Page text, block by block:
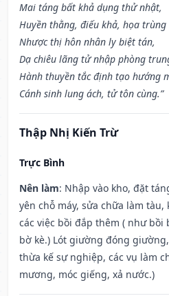
Mai táng bất khả dụng thử nhật,
Huyền thằng, điếu khả, họa trùng
Nhược thị hôn nhân ly biệt tán,
Dạ chiêu lãng tử nhập phòng
Hành thuyền tắc định tạo hướng
Cánh sinh lung ách, tử tôn cùng.”
Thập Nhị Kiến Trừ
Trực Bình
Nên làm: Nhập vào kho, đặt
yên chỗ máy, sửa chữa làm
các việc bồi đắp thêm ( như bồi
bờ kè.) Lót giường đóng
thừa kế sự nghiệp, các vụ làm
mương, móc giếng, xả nước.)